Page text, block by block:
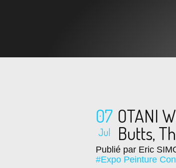
07
Jul
OTANI
Butts,
Publié par Eric
#Expo Peinture